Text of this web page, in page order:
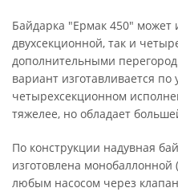
Байдарка "Ермак 450" может
двухсекционной, так и
дополнительными
вариант изготавливается
четырехсекционном
тяжелее, но обладает
По конструкции надувная
изготовлена монобаллонной
любым насосом через